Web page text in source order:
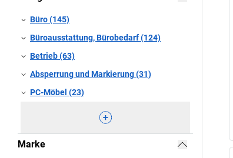
Büro (145)
Büroausstattung, Bürobedarf (124)
Betrieb (63)
Absperrung und Markierung (31)
PC-Möbel (23)
Marke